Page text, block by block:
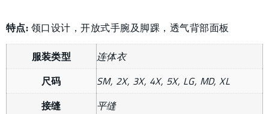
特点: 领口设计，开放式手腕及脚踝，透气背部面板
服装类型
连体衣
尺码
SM, 2X, 3X, 4X, 5X, LG, MD, XL
接缝
平缝